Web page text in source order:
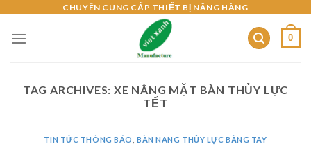
content
CHUYÊN CUNG CẤP THIẾT BỊ NÂNG HÀNG
0
TAG ARCHIVES: XE NÂNG MẶT BÀN THỦY LỰC
TẾT
TIN TỨC THÔNG BÁO ,BÀN NÂNG THỦY LỰC BẰNG TAY